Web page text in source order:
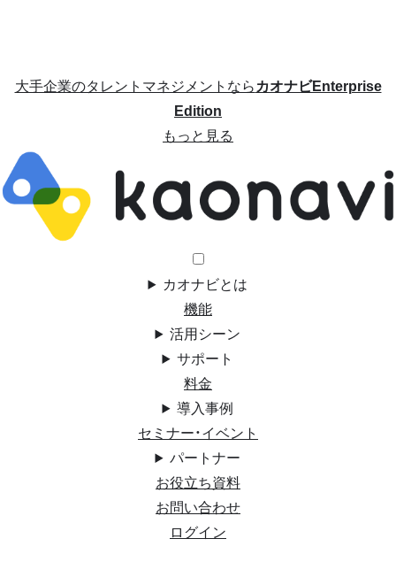
大手企業のタレントマネジメントならカオナビEnterprise
Edition
もっと見る
カオナビとは
機能
活用シーン
サポート
料金
導入事例
セミナー・イベント
パートナー
お役立ち資料
お問い合わせ
ログイン